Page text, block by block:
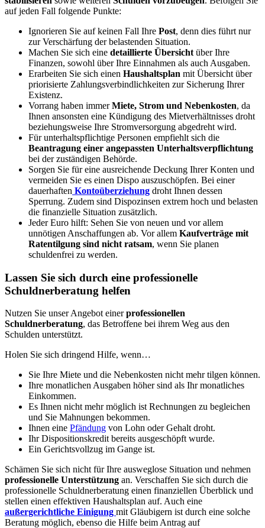
auf jeden Fall folgende Punkte:
Ignorieren Sie auf keinen Fall Ihre Post, denn dies führt nur
zur Verschärfung der belastenden Situation.
Machen Sie sich eine detaillierte Übersicht über Ihre
Finanzen, sowohl über Ihre Einnahmen als auch Ausgaben.
Erarbeiten Sie sich einen Haushaltsplan mit Übersicht über
priorisierte Zahlungsverbindlichkeiten zur Sicherung Ihrer
Existenz.
Vorrang haben immerMiete, Strom und Nebenkosten, da
Ihnen ansonsten eine Kündigung des Mietverhältnisses droht
beziehungsweise Ihre Stromversorgung abgedreht wird.
Für unterhaltspflichtige Personen empfiehlt sich die
Beantragung einer angepassten Unterhaltsverpflichtung
bei der zuständigen Behörde.
Sorgen Sie für eine ausreichende Deckung Ihrer Konten und
vermeiden Sie es einen Dispo auszuschöpfen. Bei einer
dauerhaften Kontoüberziehung droht Ihnen dessen
Sperrung. Zudem sind Dispozinsen extrem hoch und belasten
die finanzielle Situation zusätzlich.
Jeder Euro hilft: Sehen Sie von neuen und vor allem
unnötigen Anschaffungen ab. Vor allem Kaufverträge mit
Ratentilgung sind nicht ratsam, wenn Sie planen
schuldenfrei zu werden.
Lassen Sie sich durch eine professionelle
Schuldnerberatung helfen
Nutzen Sie unser Angebot einerprofessionellen
Schuldnerberatung, das Betroffene bei ihrem Weg aus den
Schulden unterstützt.
Holen Sie sich dringend Hilfe, wenn…
Sie Ihre Miete und die Nebenkosten nicht mehr tilgen können.
Ihre monatlichen Ausgaben höher sind als Ihr monatliches
Einkommen.
Es Ihnen nicht mehr möglich ist Rechnungen zu begleichen
und Sie Mahnungen bekommen.
Ihnen eine Pfändung von Lohn oder Gehalt droht.
Ihr Dispositionskredit bereits ausgeschöpft wurde.
Ein Gerichtsvollzug im Gange ist.
Schämen Sie sich nicht für Ihre ausweglose Situation und nehmen
professionelle Unterstützung an. Verschaffen Sie sich durch die
professionelle Schuldnerberatung einen finanziellen Überblick und
stellen einen effektiven Haushaltsplan auf. Auch eine
außergerichtliche Einigung mit Gläubigern ist durch eine solche
Beratung möglich, ebenso die Hilfe beim Antrag auf